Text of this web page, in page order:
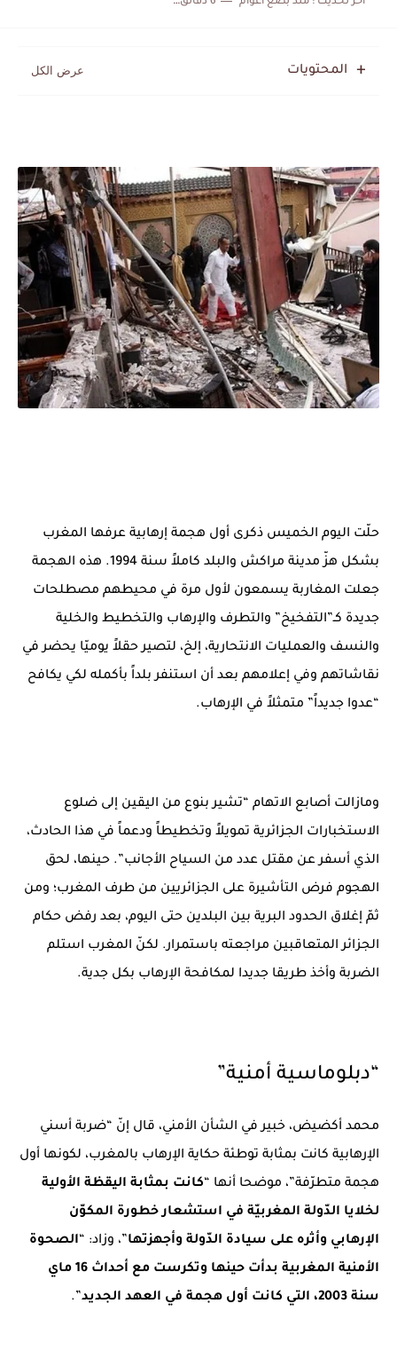
المحتويات
حلّت اليوم الخميس ذكرى أول هجمة إرهابية عرفها المغرب
بشكل هزّ مدينة مراكش والبلد كاملاً سنة 1994. هذه الهجمة
جعلت المغاربة يسمعون لأول مرة في محيطهم مصطلحات
جديدة كـ”التفخيخ” والتطرف والإرهاب والتخطيط والخلية
والنسف والعمليات الانتحارية، إلخ، لتصير حقلاً يوميّا يحضر في
نقاشاتهم وفي إعلامهم بعد أن استنفر بلداً بأكمله لكي يكافح
“عدوا جديداً” متمثلاً في الإرهاب.
ومازالت أصابع الاتهام “تشير بنوع من اليقين إلى ضلوع
الاستخبارات الجزائرية تمويلاً وتخطيطاً ودعماً في هذا الحادث،
الذي أسفر عن مقتل عدد من السياح الأجانب”. حينها، لحق
الهجوم فرض التأشيرة على الجزائريين من طرف المغرب؛ ومن
ثمّ إغلاق الحدود البرية بين البلدين حتى اليوم، بعد رفض حكام
الجزائر المتعاقبين مراجعته باستمرار. لكنّ المغرب استلم
الضربة وأخذ طريقا جديدا لمكافحة الإرهاب بكل جدية.
“دبلوماسية أمنية”
محمد أكضيض، خبير في الشأن الأمني، قال إنّ “ضربة أسني
الإرهابية كانت بمثابة توطئة حكاية الإرهاب بالمغرب، لكونها أول
هجمة متطرّفة”، موضحا أنها “كانت بمثابة اليقظة الأولية
لخلايا الدّولة المغربيّة في استشعار خطورة المكوّن
الإرهابي وأثره على سيادة الدّولة وأجهزتها”، وزاد: “الصحوة
الأمنية المغربية بدأت حينها وتكرست مع أحداث 16 ماي
سنة 2003، التي كانت أول هجمة في العهد الجديد
”.